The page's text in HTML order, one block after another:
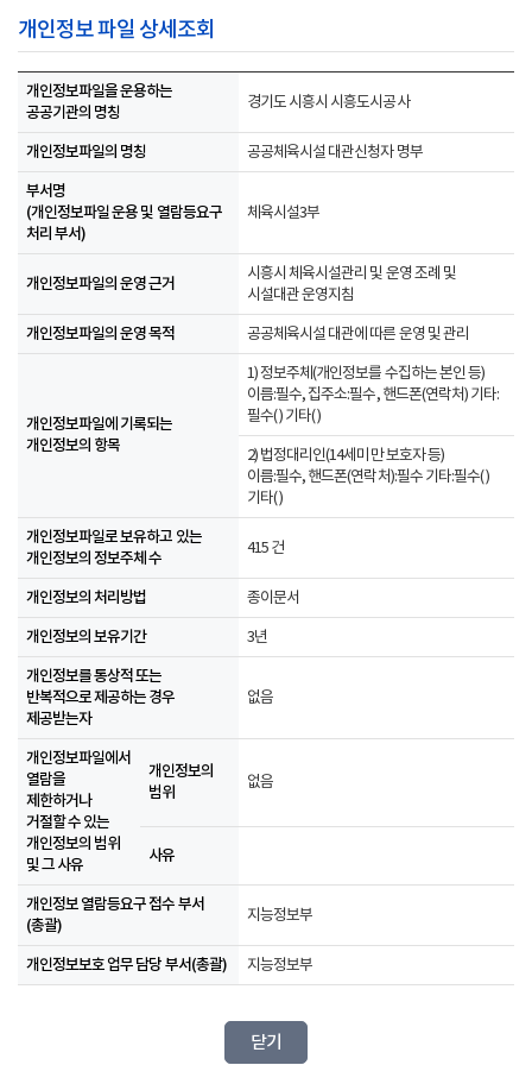
개인정보 파일 상세조회
개인정보파일을 운용하는
공공기관의 명칭
경기도 시흥시 시흥도시공사
개인정보파일의 명칭
공공체육시설 대관신청자 명부
부서명
(개인정보파일 운용 및 열람등요구
처리 부서)
체육시설3부
개인정보파일의 운영 근거
시흥시 체육시설관리 및 운영 조례 및
시설대관 운영지침
개인정보파일의 운영 목적
공공체육시설 대관에 따른 운영 및 관리
개인정보파일에 기록되는
개인정보의 항목
1) 정보주체(개인정보를 수집하는 본인 등)
이름:필수, 집주소:필수, 핸드폰(연락처) 기타:
필수( ) 기타( )
2) 법정대리인(14세미만 보호자 등)
이름:필수, 핸드폰(연락처):필수 기타:필수( )
기타( )
개인정보파일로 보유하고 있는
개인정보의 정보주체 수
415 건
개인정보의 처리방법
종이문서
개인정보의 보유기간
3년
개인정보를 통상적 또는
반복적으로 제공하는 경우
제공받는자
없음
개인정보파일에서
열람을
제한하거나
거절할 수 있는
개인정보의 범위
및 그 사유
개인정보의
범위
없음
사유
개인정보 열람등요구 접수 부서
(총괄)
지능정보부
개인정보보호 업무 담당 부서(총괄) 지능정보부
닫기